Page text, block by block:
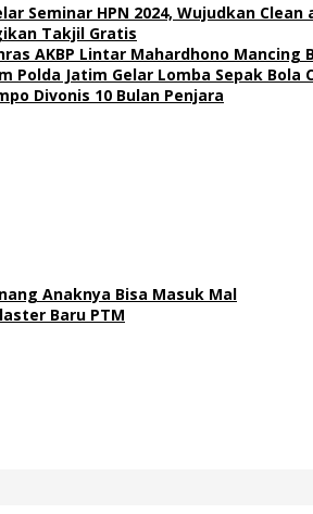
Seminar HPN 2024, Wujudkan Clean
Takjil Gratis
AKBP Lintar Mahardhono Mancing
Polda Jatim Gelar Lomba Sepak Bola
Divonis 10 Bulan Penjara
Anaknya Bisa Masuk Mal
Baru PTM